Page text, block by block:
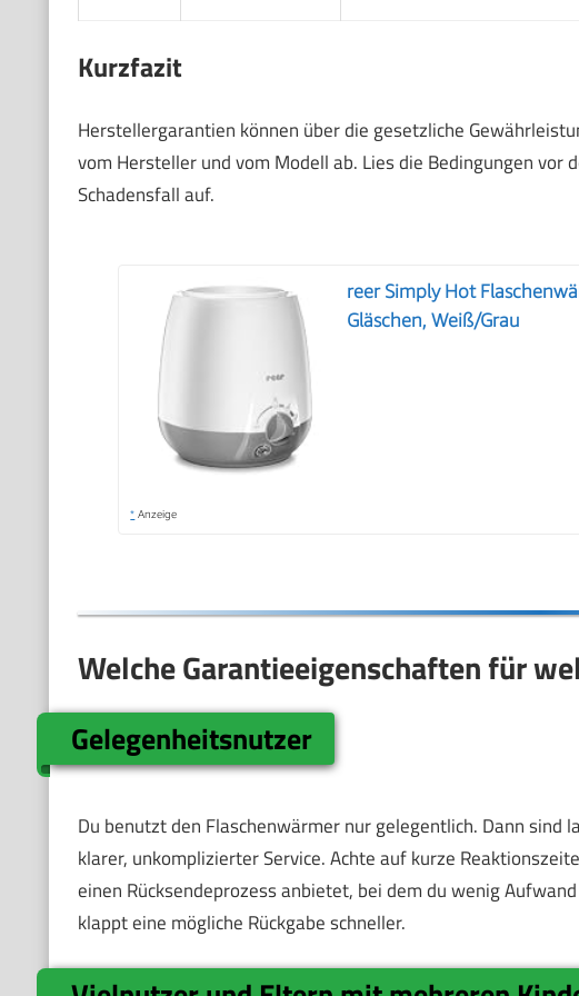
Kurzfazit
Herstellergarantien können über die gesetzliche
vom Hersteller und vom Modell ab. Lies die Bedingungen vor
Schadensfall auf.
reer Simply Hot
Gläschen, Weiß/Grau
* Anzeige
Welche Garantieeigenschaften für
Gelegenheitsnutzer
Du benutzt den Flaschenwärmer nur gelegentlich. Dann
klarer, unkomplizierter Service. Achte auf kurze
einen Rücksendeprozess anbietet, bei dem du wenig
klappt eine mögliche Rückgabe schneller.